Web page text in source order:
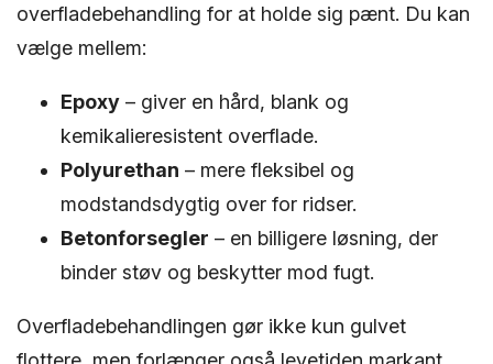
overfladebehandling for at holde sig pænt. Du kan
vælge mellem:
Epoxy – giver en hård, blank og
kemikalieresistent overflade.
Polyurethan – mere fleksibel og
modstandsdygtig over for ridser.
Betonforsegler – en billigere løsning, der
binder støv og beskytter mod fugt.
Overfladebehandlingen gør ikke kun gulvet